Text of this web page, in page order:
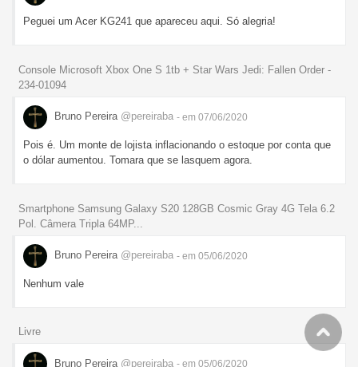
Peguei um Acer KG241 que apareceu aqui. Só alegria!
Console Microsoft Xbox One S 1tb + Star Wars Jedi: Fallen Order -
234-01094
Bruno Pereira @pereiraba - em 07/06/2020
Pois é. Um monte de lojista inflacionando o estoque por conta que
o dólar aumentou. Tomara que se lasquem agora.
Smartphone Samsung Galaxy S20 128GB Cosmic Gray 4G Tela 6.2
Pol. Câmera Tripla 64MP...
Bruno Pereira @pereiraba - em 05/06/2020
Nenhum vale
Livre
Bruno Pereira @pereiraba - em 05/06/2020